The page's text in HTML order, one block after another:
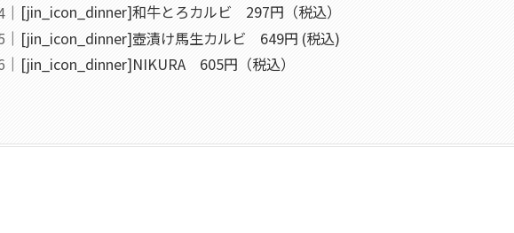
[jin_icon_dinner]和牛とろカルビ 297円（税込）
[jin_icon_dinner]壺漬け馬生カルビ 649円 (税込)
[jin_icon_dinner]NIKURA 605円（税込）